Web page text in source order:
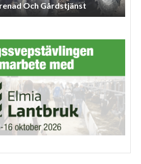
Och Gårdstjänst